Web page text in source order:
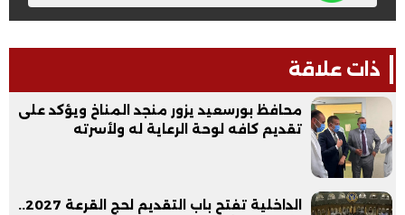
ذات علاقة
محافظ بورسعيد يزور منجد المناخ ويؤكد على
تقديم كافه لوحة الرعاية له ولأسرته
الداخلية تفتح باب التقديم لحج القرعة 2027..